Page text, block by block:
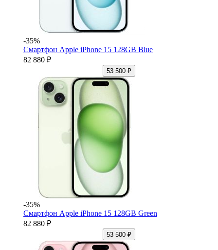
-35%
Смартфон Apple iPhone 15 128GB Blue
82 880 ₽
53 500 ₽
-35%
Смартфон Apple iPhone 15 128GB Green
82 880 ₽
53 500 ₽